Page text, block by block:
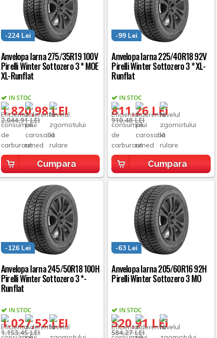
Anvelopa Iarna 275/35R19 100V
Pirelli Winter Sottozero 3 * MOE
XL-Runflat
IN STOC
1.820,98 LEI
-224 Lei
2.044,91 LEI
Cumpara
Anvelopa Iarna 225/40R18 92V
Pirelli Winter Sottozero 3 * XL-
Runflat
IN STOC
811,26 LEI
-99 Lei
910,48 LEI
Cumpara
Anvelopa Iarna 245/50R18 100H
Pirelli Winter Sottozero 3 *-
Runflat
IN STOC
1.027,52 LEI
-126 Lei
1.153,45 LEI
Anvelopa Iarna 205/60R16 92H
Pirelli Winter Sottozero 3 MO
IN STOC
520,91 LEI
-63 Lei
584,27 LEI